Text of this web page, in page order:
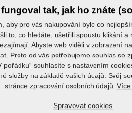
tak, jak ho znáte
aby pro vás nakupování bylo co
to, co hledáte, ušetřili spoustu klikání a
Abyste web viděli v zobrazení
Proto od vás potřebujeme souhlas se
pořádku“ souhlasíte s nastavením
služby na základě vašich údajů. Svůj
stránce zpracování osobních údajů. Více
Spravovat cookies